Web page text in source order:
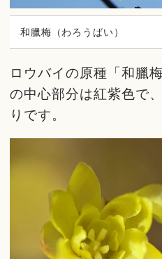
和臘梅（わろうばい）
ロウバイの原種「和臘
の中心部分は紅紫色で
りです。